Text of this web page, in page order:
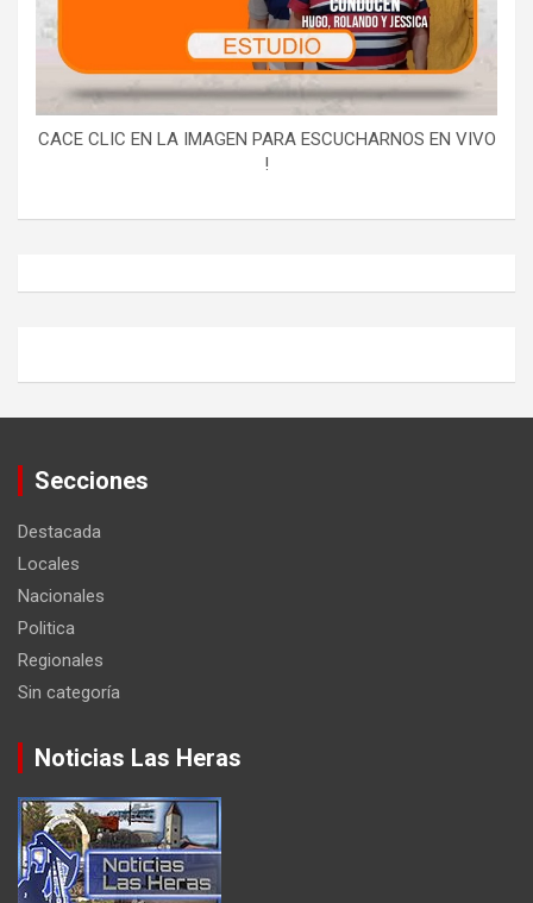
CACE CLIC EN LA IMAGEN PARA ESCUCHARNOS EN VIVO
!
Secciones
Destacada
Locales
Nacionales
Politica
Regionales
Sin categoría
Noticias Las Heras